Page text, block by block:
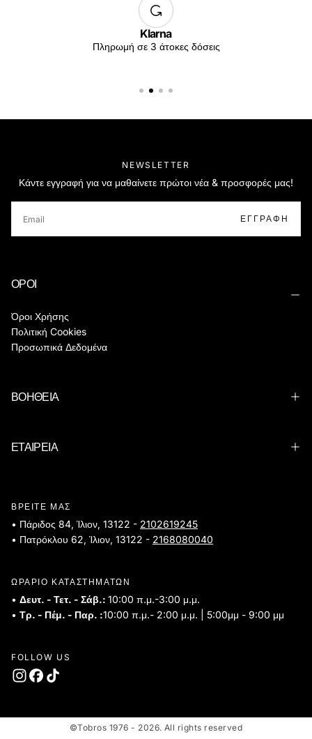
Klarna
Πληρωμή σε 3 άτοκες δόσεις
NEWSLETTER
Κάντε εγγραφή για να μαθαίνετε πρώτοι νέα & προσφορές μας!
ΕΓΓΡΑΦΉ
ΟΡΟΙ
Όροι Χρήσης
Πολιτική Cookies
Προσωπικά Δεδομένα
ΒΟΗΘΕΙΑ
ΕΤΑΙΡΕΙΑ
ΒΡΕΙΤΕ ΜΑΣ
• Πάριδος 84, Ίλιον, 13122 - 2102619245
• Πατρόκλου 62, Ίλιον, 13122 - 2168080040
ΩΡΑΡΙΟ ΚΑΤΑΣΤΗΜΑΤΩΝ
• Δευτ. - Τετ. - Σάβ.: 10:00 π.μ.-3:00 μ.μ.
• Τρ. - Πέμ. - Παρ. :10:00 π.μ.- 2:00 μ.μ. | 5:00μμ - 9:00 μμ
FOLLOW US
©Tobros 1976 - 2026. All rights reserved